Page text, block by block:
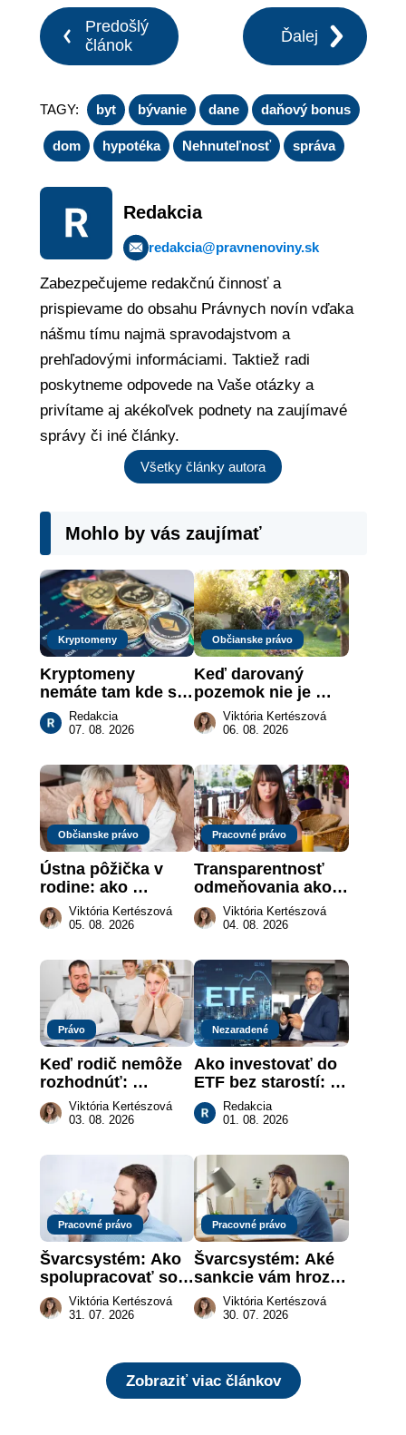
Predošlý
článok
Ďalej
TAGY: byt bývanie dane daňový bonus
dom hypotéka Nehnuteľnosť správa
Redakcia
redakcia@pravnenoviny.sk
Zabezpečujeme redakčnú činnosť a
prispievame do obsahu Právnych novín vďaka
nášmu tímu najmä spravodajstvom a
prehľadovými informáciami. Taktiež radi
poskytneme odpovede na Vaše otázky a
privítame aj akékoľvek podnety na zaujímavé
správy či iné články.
Všetky články autora
Mohlo by vás zaujímať
Kryptomeny
Kryptomeny
nemáte tam kde si
myslíte: Viete, kde
sa naozaj
Redakcia
07. 08. 2026
Občianske právo
Keď darovaný
pozemok nie je
„hotová vec“: kedy
môže darca žiadať
Viktória Kertészová
06. 08. 2026
Občianske právo
Ústna pôžička v
rodine: ako
vymôcť peniaze,
keď na papieri nie
Viktória Kertészová
05. 08. 2026
Pracovné právo
Transparentnosť
odmeňovania ako
právna povinnosť:
revolúcia na
práce
Viktória Kertészová
04. 08. 2026
Právo
Keď rodič nemôže
rozhodnúť:
nahradenie prejavu
vôle súdom v
Viktória Kertészová
03. 08. 2026
Nezaradené
Ako investovať do
ETF bez starostí:
Investičné plány,
ktoré urobia prácu
Redakcia
01. 08. 2026
Pracovné právo
Švarcsystém: Ako
spolupracovať so
živnostníkom
legálne a bez
Viktória Kertészová
31. 07. 2026
Pracovné právo
Švarcsystém: Aké
sankcie vám hrozia
a prečo nestačí
zaplatiť pokutu?
Viktória Kertészová
30. 07. 2026
Zobraziť viac článkov